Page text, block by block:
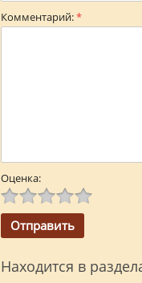
Комментарий:*
Оценка:
Находится в